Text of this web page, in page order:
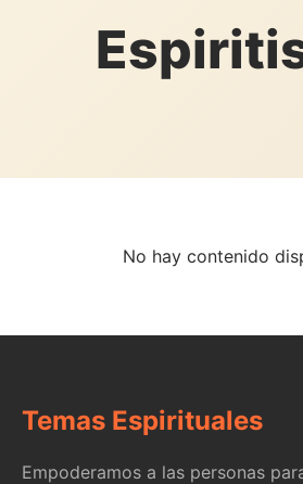
No hay contenido
Temas Espirituales
Empoderamos a las personas